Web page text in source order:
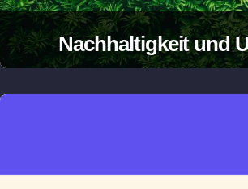
Nachhaltigkeit und